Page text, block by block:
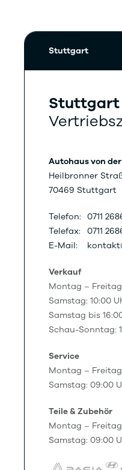
Stuttgart
Stuttgart
Autohaus von
Heilbronner
70469 Stuttgart
Telefon: 0711
Telefax:
0711
E-Mail:
Verkauf
Montag –
Samstag: 10:00
Samstag bis
Schau-Sonntag:
Service
Montag –
Samstag: 09:00
Teile & Zubehör
Montag –
Samstag: 09:00